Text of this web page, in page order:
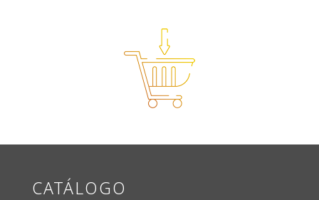
CATÁLOGO